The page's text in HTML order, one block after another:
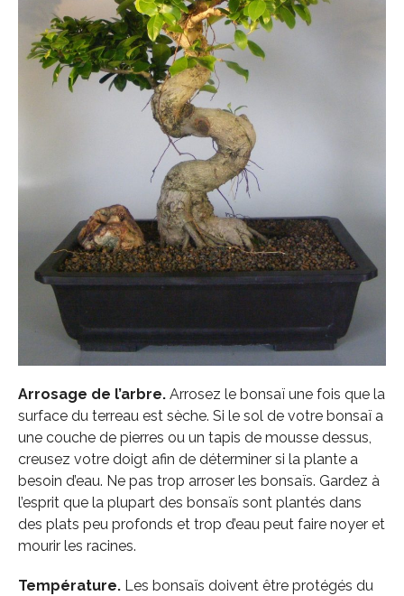
Arrosage de l’arbre.Arrosez le bonsaï une fois que la
surface du terreau est sèche. Si le sol de votre bonsaï a
une couche de pierres ou un tapis de mousse dessus,
creusez votre doigt afin de déterminer si la plante a
besoin d’eau. Ne pas trop arroser les bonsaïs. Gardez à
l’esprit que la plupart des bonsaïs sont plantés dans
des plats peu profonds et trop d’eau peut faire noyer et
mourir les racines.
Température.Les bonsaïs doivent être protégés du